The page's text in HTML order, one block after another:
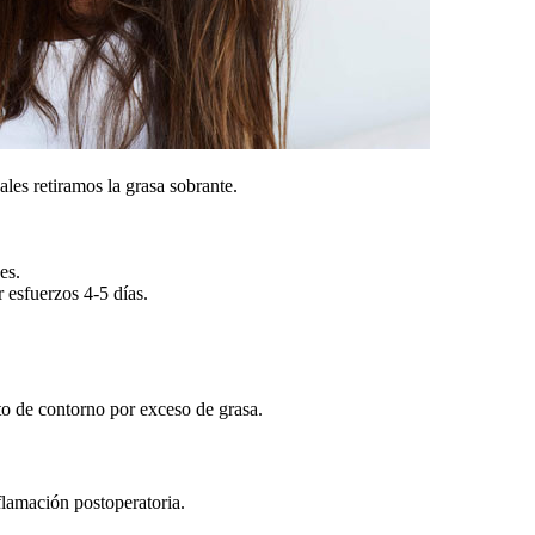
retiramos la grasa sobrante.
esfuerzos 4-5 días.
de contorno por exceso de grasa.
postoperatoria.